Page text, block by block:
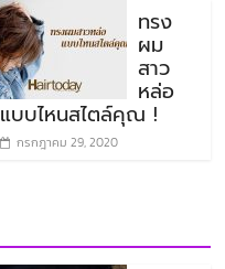
ทรง
ผม
สาว
หล่อ
แบบไหนสไตล์คุณ !
กรกฎาคม 29, 2020